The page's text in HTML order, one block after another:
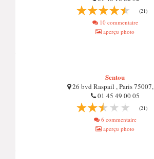
(21)
10 commentaire
aperçu photo
Sentou
26 bvd Raspail , Paris
01 45 49 00 05
(21)
6 commentaire
aperçu photo